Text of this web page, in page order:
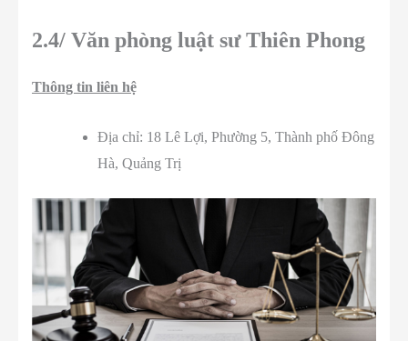
2.4/ Văn phòng luật sư Thiên Phong
Thông tin liên hệ
Địa chỉ: 18 Lê Lợi, Phường 5, Thành phố Đông
Hà, Quảng Trị